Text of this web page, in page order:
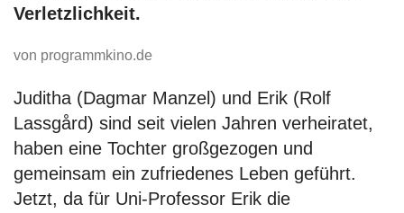
Verletzlichkeit.
von programmkino.de
Juditha (Dagmar Manzel) und Erik (Rolf
Lassgård) sind seit vielen Jahren verheiratet,
haben eine Tochter großgezogen und
gemeinsam ein zufriedenes Leben geführt.
Jetzt, da für Uni-Professor Erik die